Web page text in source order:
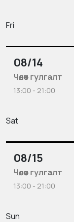
Fri
08/14
Чөлөөт гулгалт
13:00 - 21:00
Sat
08/15
Чөлөөт гулгалт
13:00 - 21:00
Sun